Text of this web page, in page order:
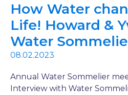
How Water
Life! Howard &
Water
08.02.2023
Annual Water Sommelier
Interview with Water